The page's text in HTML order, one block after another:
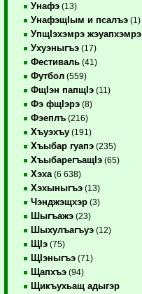
Унафэ (13)
УнафэщIым и псалъэ (1)
УпщIэхэмрэ жэуапхэмрэ
Ухуэныгъэ (17)
Фестиваль (41)
Футбол (559)
ФщIэн папщIэ (11)
Фэ фщIэрэ (8)
Фэеплъ (216)
Хъуэхъу (191)
Хъыбар гуапэ (235)
ХъыбарегъащIэ (65)
Хэха (6 638)
Хэхыныгъэ (13)
Чэнджэщхэр (3)
Шыгъажэ (23)
Шыхулъагъуэ (12)
ЩIэ (75)
ЩIэныгъэ (71)
Щапхъэ (94)
Щикъухьащ адыгэр